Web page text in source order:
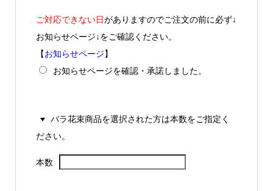
ご対応できない日がありますのでご注文の前に必ず↓
お知らせページ↓をご確認ください。
【お知らせページ】
お知らせページを確認・承諾しました。
バラ花束商品を選択された方は本数をご指定く
ださい。
本数